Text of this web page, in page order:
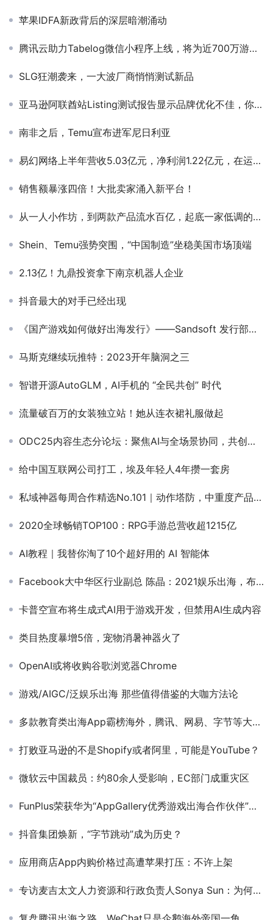
苹果IDFA新政背后的深层暗潮涌动
腾讯云助力Tabelog微信小程序上线，将为近700万游客提供日本餐厅预定服务
SLG狂潮袭来，一大波厂商悄悄测试新品
亚马逊阿联酋站Listing测试报告显示品牌优化不佳，你中枪了吗？
南非之后，Temu宣布进军尼日利亚
易幻网络上半年营收5.03亿元，净利润1.22亿元，在运营游戏近70款
销售额暴涨四倍！大批卖家涌入新平台！
从一人小作坊，到两款产品流水百亿，起底一家低调的出海公司
Shein、Temu强势突围，“中国制造”坐稳美国市场顶端
2.13亿！九鼎投资拿下南京机器人企业
抖音最大的对手已经出现
《国产游戏如何做好出海发行》——Sandsoft 发行部主管 Jeff Nuzzi
马斯克继续玩推特：2023开年脑洞之三
智谱开源AutoGLM，AI手机的 “全民共创” 时代
流量破百万的女装独立站！她从连衣裙礼服做起
ODC25内容生态分论坛：聚焦AI与全场景协同，共创内容增长新路径
给中国互联网公司打工，埃及年轻人4年攒一套房
私域神器每周合作精选No.101｜动作塔防，中重度产品找海外发行；需要俄罗斯mlbb游戏充值货源；寻可推广苹果包的代投
2020全球畅销TOP100：RPG手游总营收超1215亿
AI教程｜我替你淘了10个超好用的 AI 智能体
Facebook大中华区行业副总 陈晶：2021娱乐出海，布局、品类和洞察
卡普空宣布将生成式AI用于游戏开发，但禁用AI生成内容
类目热度暴增5倍，宠物消暑神器火了
OpenAI或将收购谷歌浏览器Chrome
游戏/AIGC/泛娱乐出海 那些值得借鉴的大咖方法论
多款教育类出海App霸榜海外，腾讯、网易、字节等大厂皆已入局
打败亚马逊的不是Shopify或者阿里，可能是YouTube？
微软云中国裁员：约80余人受影响，EC部门成重灾区
FunPlus荣获华为“AppGallery优秀游戏出海合作伙伴”奖项！
抖音集团焕新，“字节跳动”成为历史？
应用商店App内购价格过高遭苹果打压：不许上架
专访麦吉太文人力资源和行政负责人Sonya Sun：为何说裁员反而是机会？